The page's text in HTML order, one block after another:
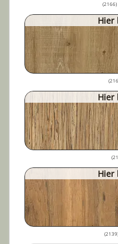
(2166)
Hier
Hier
Hier